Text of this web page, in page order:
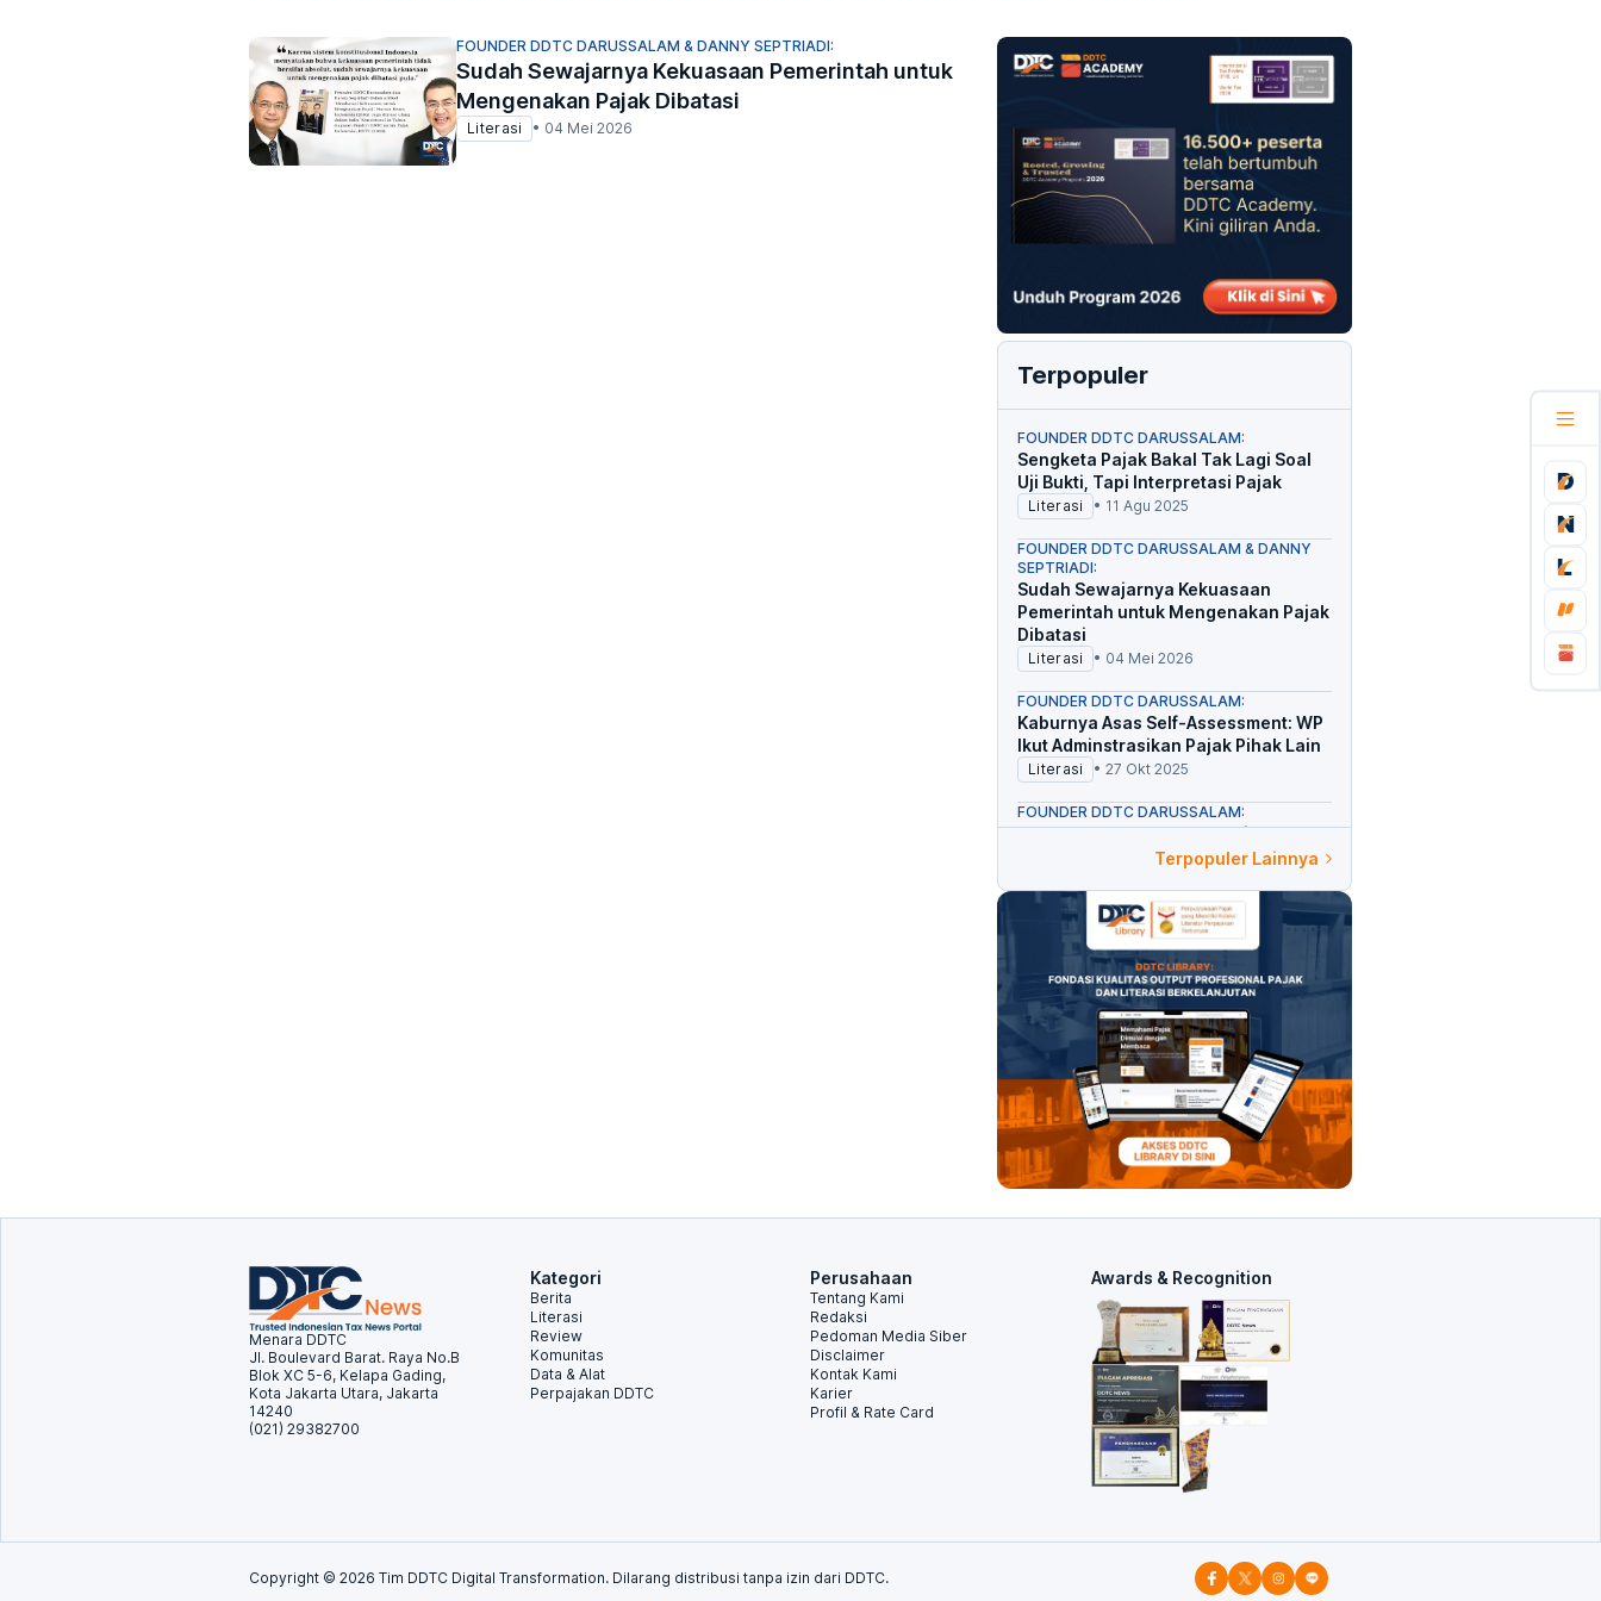
FOUNDER DDTC DARUSSALAM & DANNY SEPTRIADI:
Sudah Sewajarnya Kekuasaan Pemerintah untuk
Mengenakan Pajak Dibatasi
Literasi • 04 Mei 2026
Terpopuler
FOUNDER DDTC DARUSSALAM:
Sengketa Pajak Bakal Tak Lagi Soal
Uji Bukti, Tapi Interpretasi Pajak
Literasi • 11 Agu 2025
FOUNDER DDTC DARUSSALAM & DANNY
SEPTRIADI:
Sudah Sewajarnya Kekuasaan
Pemerintah untuk Mengenakan Pajak
Dibatasi
Literasi • 04 Mei 2026
FOUNDER DDTC DARUSSALAM:
Kaburnya Asas Self-Assessment: WP
Ikut Adminstrasikan Pajak Pihak Lain
Literasi • 27 Okt 2025
FOUNDER DDTC DARUSSALAM:
Babak Baru Hubungan Otoritas, WP,
dan Konsultan Pajak: Kunci
Literasi • 13 Okt 2025
FOUNDER DDTC DARUSSALAM:
‘Restitusi PPN Harus Diberikan
Segera Setelah Kelebihan Pajak
Muncul’
• 11 Mei 2026
Terpopuler Lainnya
Menara DDTC
Jl. Boulevard Barat. Raya No.B
Blok XC 5-6, Kelapa Gading,
Kota Jakarta Utara, Jakarta
14240
(021) 29382700
Kategori
Berita
Literasi
Review
Komunitas
Data & Alat
Perpajakan DDTC
Perusahaan
Tentang Kami
Redaksi
Pedoman Media Siber
Disclaimer
Kontak Kami
Karier
Profil & Rate Card
Awards & Recognition
Copyright © 2026 Tim DDTC Digital Transformation. Dilarang distribusi tanpa izin dari DDTC.